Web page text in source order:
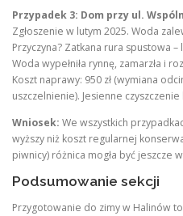
Przypadek 3: Dom przy ul.
Zgłoszenie w lutym 2025. Woda
Przyczyna? Zatkana rura spustowa
Woda wypełniła rynnę, zamarzła i
Koszt naprawy: 950 zł (wymiana
uszczelnienie). Jesienne czyszczenie
Wniosek: We wszystkich
wyższy niż koszt regularnej
piwnicy) różnica mogła być jeszcze
Podsumowanie sekcji
Przygotowanie do zimy w Halinów